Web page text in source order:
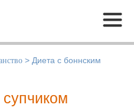
Меню
> Диета с боннским